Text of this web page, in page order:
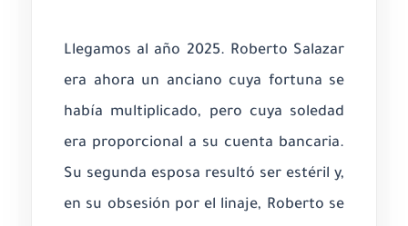
Llegamos al año 2025. Roberto Salazar
era ahora un anciano cuya fortuna se
había multiplicado, pero cuya soledad
era proporcional a su cuenta bancaria.
Su segunda esposa resultó ser estéril y,
en su obsesión por el linaje, Roberto se